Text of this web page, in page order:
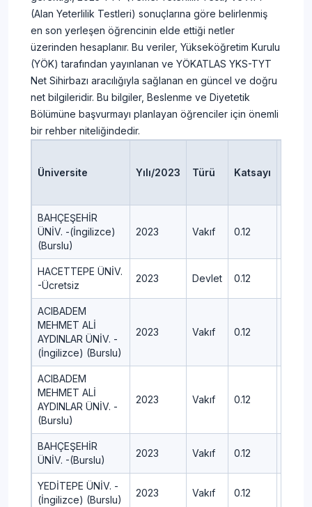
(Alan Yeterlilik Testleri) sonuçlarına göre belirlenmiş
en son yerleşen öğrencinin elde ettiği netler
üzerinden hesaplanır. Bu veriler, Yükseköğretim Kurulu
(YÖK) tarafından yayınlanan ve YÖKATLAS YKS-TYT
Net Sihirbazı aracılığıyla sağlanan en güncel ve doğru
net bilgileridir. Bu bilgiler, Beslenme ve Diyetetik
Bölümüne başvurmayı planlayan öğrenciler için önemli
bir rehber niteliğindedir.
Üniversite Yılı/2023 Türü Katsayı
BAHÇEŞEHİR
ÜNİV. -(İngilizce)
(Burslu)
2023 Vakıf 0.12
HACETTEPE ÜNİV.
-Ücretsiz
2023 Devlet 0.12
ACIBADEM
MEHMET ALİ
AYDINLAR ÜNİV. -
(İngilizce) (Burslu)
2023 Vakıf 0.12
ACIBADEM
MEHMET ALİ
AYDINLAR ÜNİV. -
(Burslu)
2023 Vakıf 0.12
BAHÇEŞEHİR
ÜNİV. -(Burslu)
2023 Vakıf 0.12
YEDİTEPE ÜNİV. -
(İngilizce) (Burslu)
2023 Vakıf 0.12